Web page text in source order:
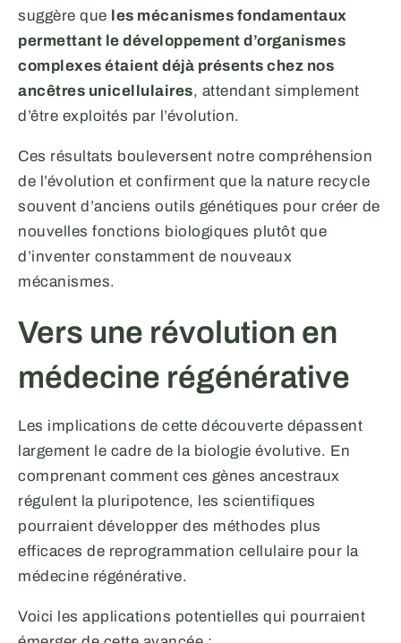
suggère que les mécanismes fondamentaux
permettant le développement d’organismes
complexes étaient déjà présents chez nos
ancêtres unicellulaires, attendant simplement
d’être exploités par l’évolution.
Ces résultats bouleversent notre compréhension
de l’évolution et confirment que la nature recycle
souvent d’anciens outils génétiques pour créer de
nouvelles fonctions biologiques plutôt que
d’inventer constamment de nouveaux
mécanismes.
Vers une révolution en
médecine régénérative
Les implications de cette découverte dépassent
largement le cadre de la biologie évolutive. En
comprenant comment ces gènes ancestraux
régulent la pluripotence, les scientifiques
pourraient développer des méthodes plus
efficaces de reprogrammation cellulaire pour la
médecine régénérative.
Voici les applications potentielles qui pourraient